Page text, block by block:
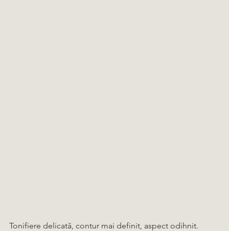
Tonifiere delicată, contur mai definit, aspect odihnit.